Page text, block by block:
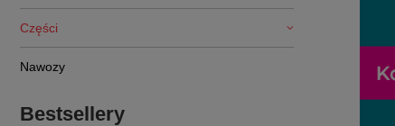
Części
Nawozy
Bestsellery